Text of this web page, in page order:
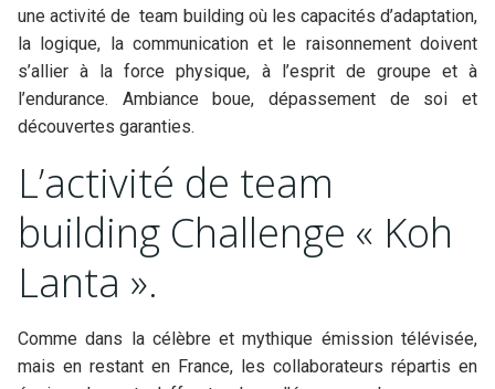
une activité de team building où les capacités d’adaptation,
la logique, la communication et le raisonnement doivent
s’allier à la force physique, à l’esprit de groupe et à
l’endurance. Ambiance boue, dépassement de soi et
découvertes garanties.
L’activité de team
building Challenge « Koh
Lanta ».
Comme dans la célèbre et mythique émission télévisée,
mais en restant en France, les collaborateurs répartis en